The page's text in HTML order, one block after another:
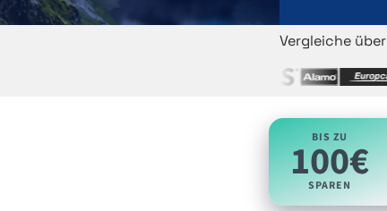
Vergleiche über
BIS ZU
100€
SPAREN